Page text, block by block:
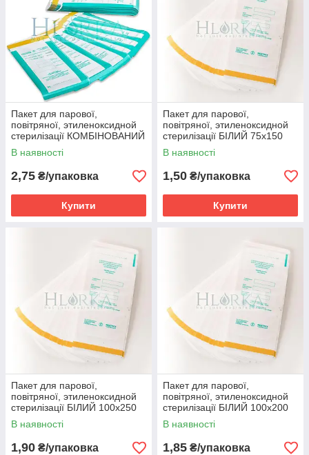
Пакет для парової,
повітряної, этиленоксидной
стерилізації КОМБІНОВАНИЙ
100х200 (крафт) 1шт
В наявності
2,75 ₴/упаковка
Купити
Пакет для парової,
повітряної, этиленоксидной
стерилізації БІЛИЙ 75х150
(крафт) 1шт
В наявності
1,50 ₴/упаковка
Купити
Пакет для парової,
повітряної, этиленоксидной
стерилізації БІЛИЙ 100х250
(крафт) 1шт
В наявності
1,90 ₴/упаковка
Пакет для парової,
повітряної, этиленоксидной
стерилізації БІЛИЙ 100х200
(крафт) 1шт
В наявності
1,85 ₴/упаковка